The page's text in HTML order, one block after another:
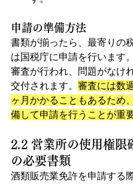
申請の準備方法
書類が揃ったら、最寄りの
は国税庁に申請を行います
審査が行われ、問題がなけ
交付されます。 審査には数
ヶ月かかることもあるため
備して申請を行うことが重
2.2 営業所の使用権限
の必要書類
酒類販売業免許を申請する